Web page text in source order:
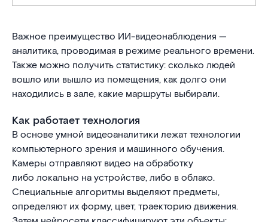
Важное преимущество ИИ-видеонаблюдения —
аналитика, проводимая в режиме реального времени.
Также можно получить статистику: сколько людей
вошло или вышло из помещения, как долго они
находились в зале, какие маршруты выбирали.
Как работает технология
В основе умной видеоаналитики лежат технологии
компьютерного зрения и машинного обучения.
Камеры отправляют видео на обработку
либо локально на устройстве, либо в облако.
Специальные алгоритмы выделяют предметы,
определяют их форму, цвет, траекторию движения.